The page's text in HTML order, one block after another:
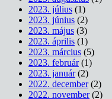
2023. július (1)
2023. június (2)
2023. május (3)
2023. április (1)
2023. március (5)
2023. február(1)
2023. január(2)
2022. december(2)
2022. november(2)